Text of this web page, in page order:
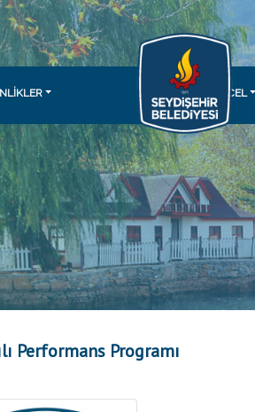
GÜNCEL
Performans Programı